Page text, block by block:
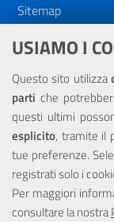
USIAMO I
Questo sito utilizza
parti che
questi ultimi
esplicito, tramite il
tue preferenze.
registrati solo i
Per maggiori
consultare la nostra
Sitemap
Dichiarazione di
NOTE LEGALI
Privacy
Portale
Europea tramite i